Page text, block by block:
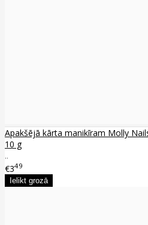
Apakšējā kārta manikīram Molly
10 g
..
€349